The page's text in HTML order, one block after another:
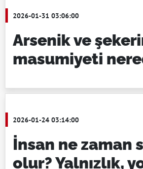
2026-01-31 03:06:00
Arsenik ve
masumiyeti
2026-01-24 03:14:00
İnsan ne zaman
olur? Yalnızlık,